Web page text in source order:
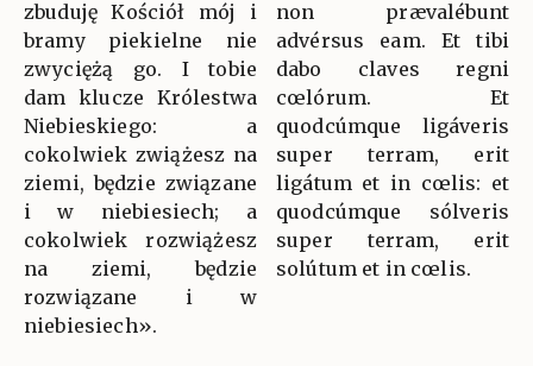
zbuduję Kościół mój i
bramy piekielne nie
zwyciężą go. I tobie
dam klucze Królestwa
Niebieskiego: a
cokolwiek zwiążesz na
ziemi, będzie związane
i w niebiesiech; a
cokolwiek rozwiążesz
na ziemi, będzie
rozwiązane i w
niebiesiech».
non prævalébunt
advérsus eam. Et tibi
dabo claves regni
cœlórum. Et
quodcúmque ligáveris
super terram, erit
ligátum et in cœlis: et
quodcúmque sólveris
super terram, erit
solútum et in cœlis.